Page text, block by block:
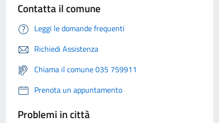
Contatta il comune
Leggi le domande frequenti
Richiedi Assistenza
Chiama il comune 035 759911
Prenota un appuntamento
Problemi in città